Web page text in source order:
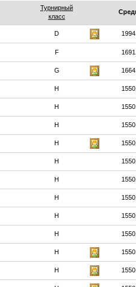
Турнирный
класс
D
F
G
H
H
H
H
H
H
H
H
H
H
H